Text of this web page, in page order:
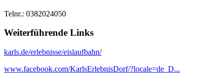
Telnr.: 0382024050
Weiterführende Links
karls.de/erlebnisse/eislaufbahn/
www.facebook.com/KarlsErlebnisDorf/?locale=de_D...